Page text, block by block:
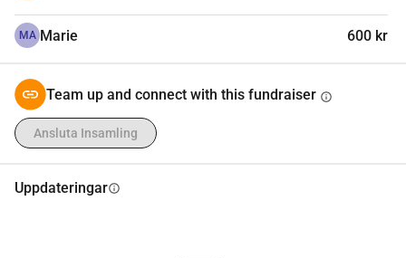
MA Marie 600 kr
Team up and connect with this fundraiser info
Ansluta Insamling
Uppdateringarinfo